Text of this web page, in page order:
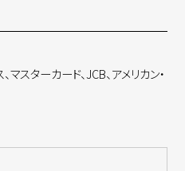
マスターカード、JCB、アメリカン・